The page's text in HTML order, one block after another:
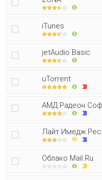
iTunes
jetAudio Basic
uTorrent
АМД Радеон
Лайт Имедж
Облако Mail.Ru